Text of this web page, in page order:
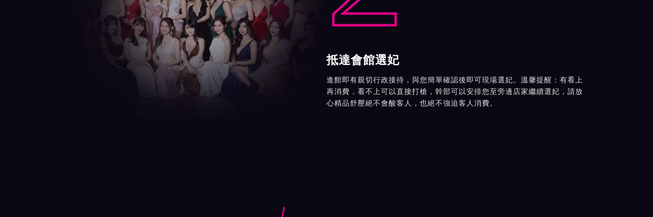
抵達會館選妃
進館即有親切行政接待，與您簡單確認後即可現場選妃。溫馨提醒：有看上
再消費，看不上可以直接打槍，幹部可以安排您至旁邊店家繼續選妃，請放
心精品舒壓絕不會酸客人，也絕不強迫客人消費。